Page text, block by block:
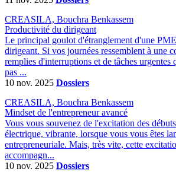
CREASILA, Bouchra Benkassem
Productivité du dirigeant
Le principal goulot d'étranglement d'une
dirigeant. Si vos journées ressemblent à une
remplies d'interruptions et de tâches urgentes
pas ...
10 nov. 2025 Dossiers
CREASILA, Bouchra Benkassem
Mindset de l'entrepreneur avancé
Vous vous souvenez de l'excitation des
électrique, vibrante, lorsque vous vous êtes
entrepreneuriale. Mais, très vite, cette
accompagn...
10 nov. 2025 Dossiers